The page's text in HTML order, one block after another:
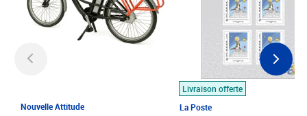
Nouvelle Attitude
Livraison offerte
La Poste